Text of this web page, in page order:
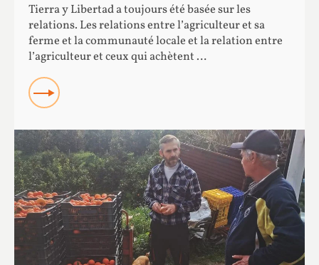
Tierra y Libertad a toujours été basée sur les
relations. Les relations entre l’agriculteur et sa
ferme et la communauté locale et la relation entre
l’agriculteur et ceux qui achètent …
Read more about Construire des relations